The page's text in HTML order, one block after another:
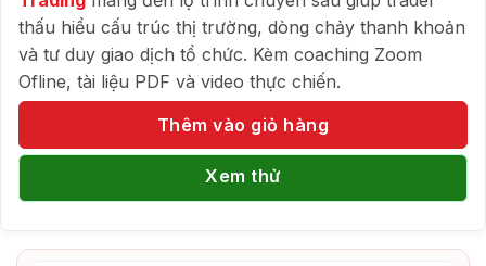
thấu hiểu cấu trúc thị trường, dòng chảy thanh khoản
và tư duy giao dịch tổ chức. Kèm coaching Zoom
Ofline, tài liệu PDF và video thực chiến.
Thêm vào giỏ hàng
Xem thử